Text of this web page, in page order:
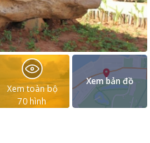
Xem toàn bộ
70 hình
Xem bản đồ